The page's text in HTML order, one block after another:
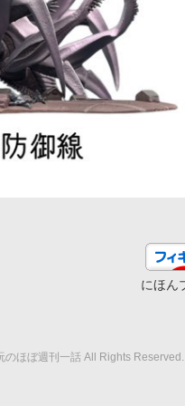
にほん
のほぼ週刊一話 All Rights Reserved.